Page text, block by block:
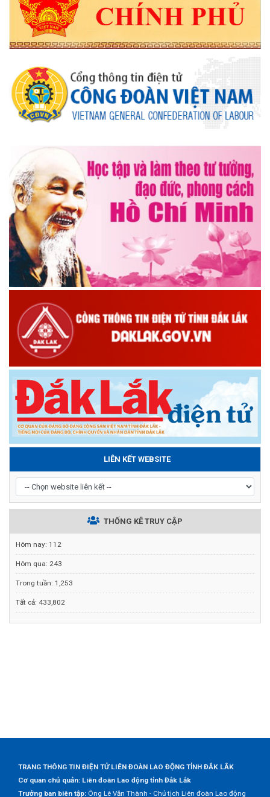
LIÊN KẾT WEBSITE
THỐNG KÊ TRUY CẬP
Hôm nay: 112
Hôm qua: 243
Trong tuần: 1,253
Tất cả: 433,802
TRANG THÔNG TIN ĐIỆN TỬ LIÊN ĐOÀN LAO ĐỘNG TỈNH ĐẮK LẮK
Cơ quan chủ quản: Liên đoàn Lao động tỉnh Đắk Lắk
Trưởng ban biên tập: Ông Lê Văn Thành - Chủ tịch Liên đoàn Lao động